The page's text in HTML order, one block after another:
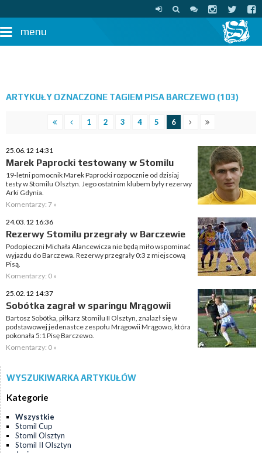
menu
ARTYKUŁY OZNACZONE TAGIEM PISA BARCZEWO (103)
1 2 3 4 5 6
25.06.12 14:31
Marek Paprocki testowany w Stomilu
19-letni pomocnik Marek Paprocki rozpocznie od dzisiaj
testy w Stomilu Olsztyn. Jego ostatnim klubem były rezerwy
Arki Gdynia.
Komentarzy: 7 »
24.03.12 16:36
Rezerwy Stomilu przegrały w Barczewie
Podopieczni Michała Alancewicza nie będą miło wspominać
wyjazdu do Barczewa. Rezerwy przegrały 0:3 z miejscową
Pisą.
Komentarzy: 0 »
25.02.12 14:37
Sobótka zagrał w sparingu Mrągowii
Bartosz Sobótka, piłkarz Stomilu II Olsztyn, znalazł się w
podstawowej jedenastce zespołu Mrągowii Mrągowo, która
pokonała 5:1 Pisę Barczewo.
Komentarzy: 0 »
WYSZUKIWARKA ARTYKUŁÓW
Kategorie
Wszystkie
Stomil Cup
Stomil Olsztyn
Stomil II Olsztyn